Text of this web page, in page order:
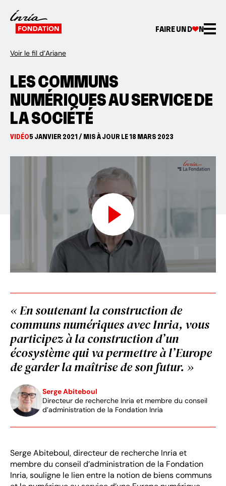
FAIRE UN D N
Voir le fil d’Ariane
LES COMMUNS
NUMÉRIQUES AU SERVICE DE
LA SOCIÉTÉ
VIDÉO5 JANVIER 2021 / MIS À JOUR LE 18 MARS 2023
« En soutenant la construction de
communs numériques avec Inria, vous
participez à la construction d’un
écosystème qui va permettre à l’Europe
de garder la maîtrise de son futur. »
Serge Abiteboul
Directeur de recherche Inria et membre du conseil
d’administration de la Fondation Inria
Serge Abiteboul, directeur de recherche Inria et
membre du conseil d’administration de la Fondation
Inria, souligne le lien entre la notion de biens communs